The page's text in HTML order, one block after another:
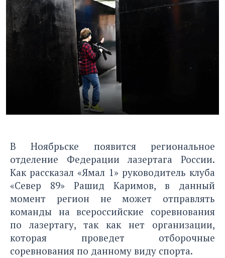
В Ноябрьске появится региональное
отделение Федерации лазертага России.
Как рассказал «Ямал 1» руководитель клуба
«Север 89» Рашид Каримов, в данный
момент регион не может отправлять
команды на всероссийские соревнования
по лазертагу, так как нет организации,
которая проведет отборочные
соревнования по данному виду спорта.